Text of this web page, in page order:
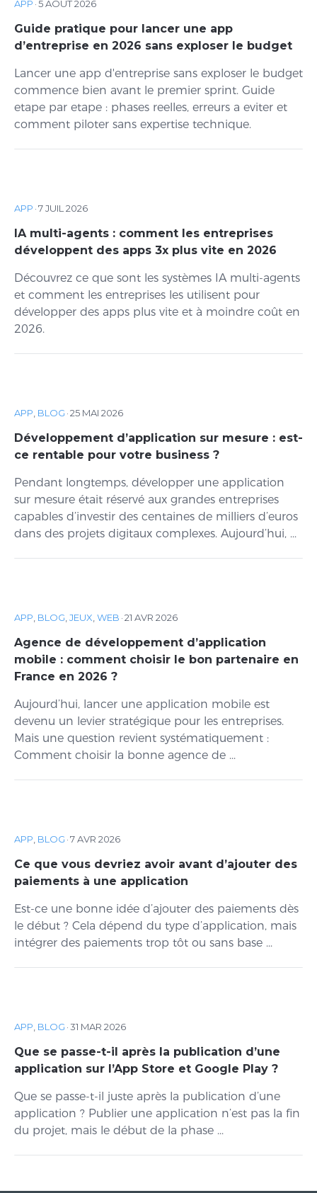
APP ·5 AOÛT 2026
Guide pratique pour lancer une app
d’entreprise en 2026 sans exploser le budget
Lancer une app d'entreprise sans exploser le budget
commence bien avant le premier sprint. Guide
etape par etape : phases reelles, erreurs a eviter et
comment piloter sans expertise technique.
APP ·7 JUIL 2026
IA multi-agents : comment les entreprises
développent des apps 3x plus vite en 2026
Découvrez ce que sont les systèmes IA multi-agents
et comment les entreprises les utilisent pour
développer des apps plus vite et à moindre coût en
2026.
APP BLOG ·25 MAI 2026
Développement d’application sur mesure : est-
ce rentable pour votre business ?
Pendant longtemps, développer une application
sur mesure était réservé aux grandes entreprises
capables d’investir des centaines de milliers d’euros
dans des projets digitaux complexes. Aujourd’hui, ...
APP BLOG JEUX WEB ·21 AVR 2026
Agence de développement d’application
mobile : comment choisir le bon partenaire en
France en 2026 ?
Aujourd’hui, lancer une application mobile est
devenu un levier stratégique pour les entreprises.
Mais une question revient systématiquement :
Comment choisir la bonne agence de ...
APP BLOG ·7 AVR 2026
Ce que vous devriez avoir avant d’ajouter des
paiements à une application
Est-ce une bonne idée d’ajouter des paiements dès
le début ? Cela dépend du type d’application, mais
intégrer des paiements trop tôt ou sans base ...
APP BLOG ·31 MAR 2026
Que se passe-t-il après la publication d’une
application sur l’App Store et Google Play ?
Que se passe-t-il juste après la publication d’une
application ? Publier une application n’est pas la fin
du projet, mais le début de la phase ...